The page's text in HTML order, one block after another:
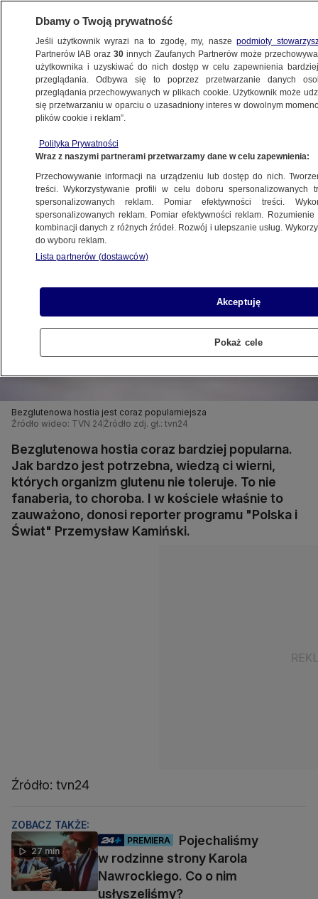
PROGRAMY
27.06.2017, 07:48
Udostępnij
Bezglutenowa hostia jest coraz popularniejsza
Źródło wideo: TVN 24 Źródło zdj. gł.: tvn24
Bezglutenowa hostia coraz bardziej popularna.
Jak bardzo jest potrzebna, wiedzą ci wierni,
których organizm glutenu nie toleruje. To nie
fanaberia, to choroba. I w kościele właśnie to
zauważono, donosi reporter programu "Polska i
Świat" Przemysław Kamiński.
Źródło: tvn24
ZOBACZ TAKŻE:
27 min
PREMIERA
Pojechaliśmy
w rodzinne strony Karola
Nawrockiego. Co o nim
usłyszeliśmy?
Dbamy o Twoją prywatność
Jeśli użytkownik wyrazi na to zgodę, my, naszepodmioty
Partnerów IAB oraz30 innych Zaufanych Partnerów może
użytkownika i uzyskiwać do nich dostęp w celu zapewnienia
przeglądania. Odbywa się to poprzez przetwarzanie danych
przeglądania przechowywanych w plikach cookie. Użytkownik może
się przetwarzaniu w oparciu o uzasadniony interes w dowolnym
plików cookie i reklam”.
Polityka Prywatności
Wraz z naszymi partnerami przetwarzamy dane w celu zapewnienia:
Przechowywanie informacji na urządzeniu lub dostęp do nich.
treści. Wykorzystywanie profili w celu doboru spersonalizowanych
spersonalizowanych reklam. Pomiar efektywności treści.
spersonalizowanych reklam. Pomiar efektywności reklam.
kombinacji danych z różnych źródeł. Rozwój i ulepszanie usług.
do wyboru reklam.
Lista partnerów (dostawców)
Akceptuję
Pokaż cele